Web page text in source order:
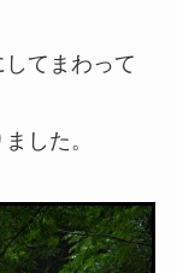
てまわって
した。